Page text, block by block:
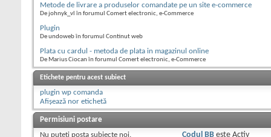
Metode de livrare a produselor comandate pe un site e-commerce
De johnyk_vl în forumul Comert electronic, e-Commerce
Plugin
De undoweb în forumul Continut web
Plata cu cardul - metoda de plata in magazinul online
De Marius Ciocan în forumul Comert electronic, e-Commerce
Etichete pentru acest subiect
plugin wp comanda
Afișează nor etichetă
Permisiuni postare
Nu puteţi posta subiecte noi.
Codul BBeste Activ